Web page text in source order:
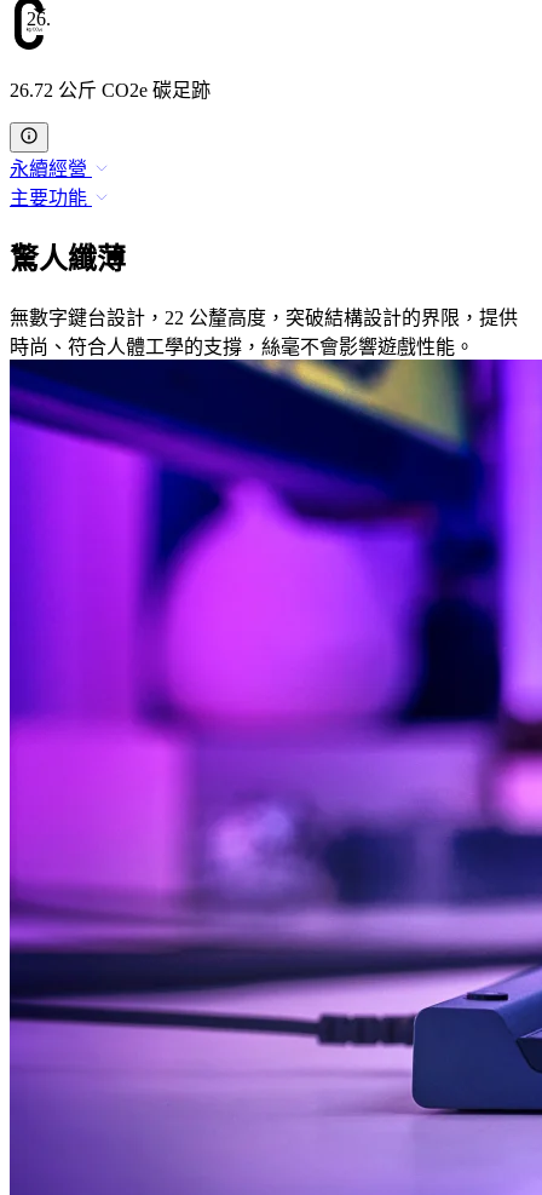
26.72
26.72 公斤 CO2e 碳足跡
永續經營
主要功能
驚人纖薄
無數字鍵台設計，22 公釐高度，突破結構設計的界限，提供
時尚、符合人體工學的支撐，絲毫不會影響遊戲性能。